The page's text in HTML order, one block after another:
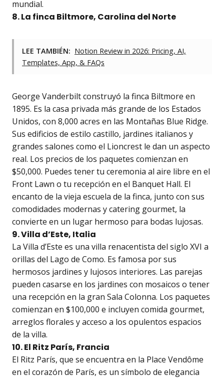
mundial.
8. La finca Biltmore, Carolina del Norte
LEE TAMBIÉN: Notion Review in 2026: Pricing, AI,
Templates, App, & FAQs
George Vanderbilt construyó la finca Biltmore en
1895. Es la casa privada más grande de los Estados
Unidos, con 8,000 acres en las Montañas Blue Ridge.
Sus edificios de estilo castillo, jardines italianos y
grandes salones como el Lioncrest le dan un aspecto
real. Los precios de los paquetes comienzan en
$50,000. Puedes tener tu ceremonia al aire libre en el
Front Lawn o tu recepción en el Banquet Hall. El
encanto de la vieja escuela de la finca, junto con sus
comodidades modernas y catering gourmet, la
convierte en un lugar hermoso para bodas lujosas.
9. Villa d’Este, Italia
La Villa d’Este es una villa renacentista del siglo XVI a
orillas del Lago de Como. Es famosa por sus
hermosos jardines y lujosos interiores. Las parejas
pueden casarse en los jardines con mosaicos o tener
una recepción en la gran Sala Colonna. Los paquetes
comienzan en $100,000 e incluyen comida gourmet,
arreglos florales y acceso a los opulentos espacios
de la villa.
10. El Ritz París, Francia
El Ritz París, que se encuentra en la Place Vendôme
en el corazón de París, es un símbolo de elegancia